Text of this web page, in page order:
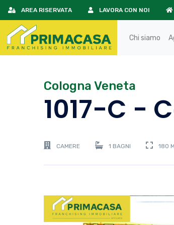
AREA RISERVATA LAVORA CON NOI
Chi siamo
Cologna Veneta
1017-C -
CAMERE 1 BAGNI 180